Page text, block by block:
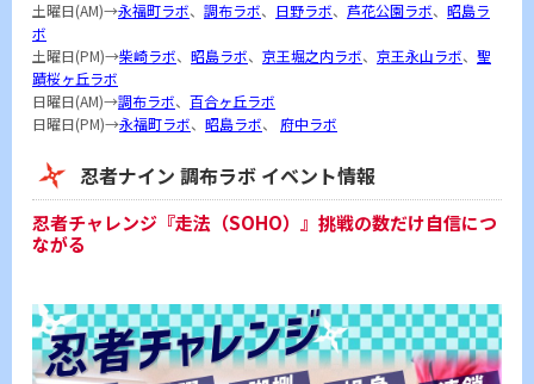
土曜日(AM)→永福町ラボ、 調布ラボ、 日野ラボ、 芦花公園ラボ、 昭島ラ
ボ
土曜日(PM)→柴崎ラボ、 昭島ラボ、 京王堀之内ラボ、 京王永山ラボ、 聖
蹟桜ヶ丘ラボ
日曜日(AM)→調布ラボ、 百合ヶ丘ラボ
日曜日(PM)→永福町ラボ、 昭島ラボ、 府中ラボ
忍者ナイン 調布ラボ イベント情報
忍者チャレンジ『走法（SOHO）』挑戦の数だけ自信につ
ながる